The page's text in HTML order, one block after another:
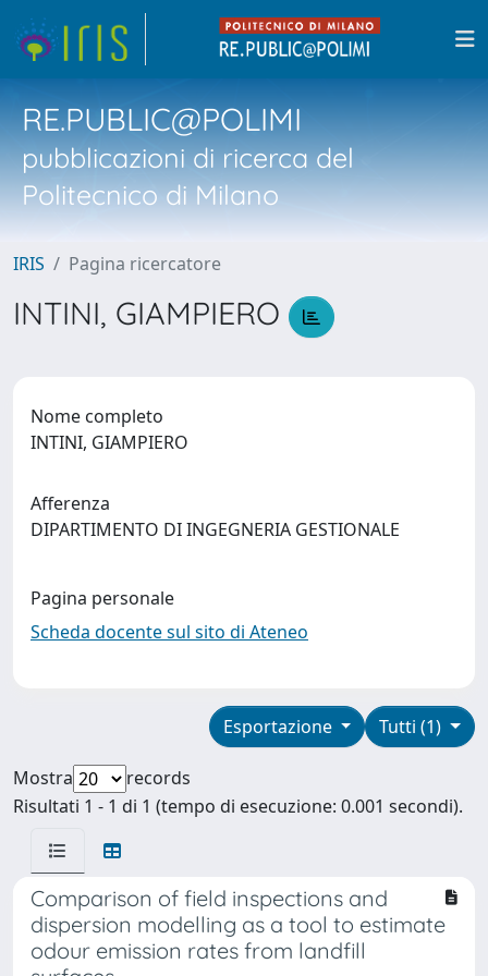
RE.PUBLIC@POLIMI
pubblicazioni di ricerca del
Politecnico di Milano
IRIS Pagina ricercatore
INTINI, GIAMPIERO
Nome completo
INTINI, GIAMPIERO
Afferenza
DIPARTIMENTO DI INGEGNERIA GESTIONALE
Pagina personale
Scheda docente sul sito di Ateneo
Tutti (1)
Esportazione
Mostra
records
Risultati 1 - 1 di 1 (tempo di esecuzione: 0.001 secondi).
Comparison of field inspections and
dispersion modelling as a tool to estimate
odour emission rates from landfill